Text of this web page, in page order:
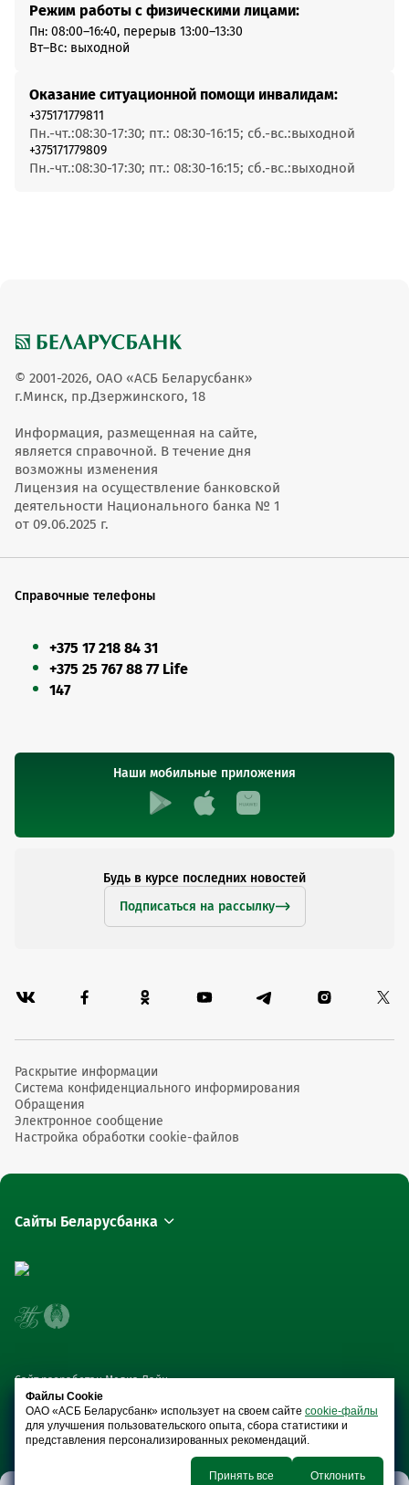
Режим работы с физическими лицами:
Пн: 08:00–16:40, перерыв 13:00–13:30
Вт–Вс: выходной
Оказание ситуационной помощи инвалидам:
+375171779811
Пн.-чт.:08:30-17:30; пт.: 08:30-16:15; сб.-вс.:выходной
+375171779809
Пн.-чт.:08:30-17:30; пт.: 08:30-16:15; сб.-вс.:выходной
© 2001-2026, ОАО «АСБ Беларусбанк»
г.Минск, пр.Дзержинского, 18
Информация, размещенная на сайте,
является справочной. В течение дня
возможны изменения
Лицензия на осуществление банковской
деятельности Национального банка № 1
от 09.06.2025 г.
Справочные телефоны
+375 17 218 84 31
+375 25 767 88 77 Life
147
Наши мобильные приложения
Будь в курсе последних новостей
Подписаться на рассылку
Раскрытие информации
Система конфиденциального информирования
Обращения
Электронное сообщение
Настройка обработки cookie-файлов
Сайты Беларусбанка
Сайт разработан Медиа Лайн
Файлы Cookie
ОАО «АСБ Беларусбанк» использует на своем сайте cookie-файлы
для улучшения пользовательского опыта, сбора статистики и
представления персонализированных рекомендаций.
Принять все Отклонить